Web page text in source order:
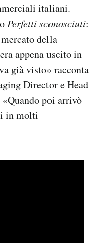
italiani.
Perfetti sconosciuti:
della
appena uscito in
già visto» racconta
Director e Head
poi arrivò
in molti